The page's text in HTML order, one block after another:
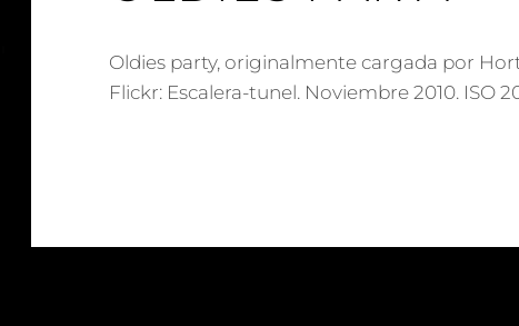
Oldies party, originalmente cargada por
Flickr: Escalera-tunel. Noviembre 2010. ISO